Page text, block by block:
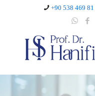
+90 538 469 81